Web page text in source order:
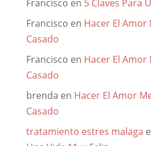
Francisco en 5 Claves Para
Francisco en Hacer El Amor
Casado
Francisco en Hacer El Amor
Casado
brenda en Hacer El Amor
Casado
tratamiento estres malaga